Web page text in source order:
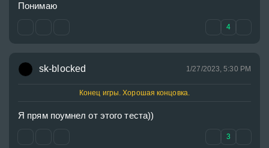
Понимаю
4
sk-blocked 1/27/2023, 5:30 PM
Конец игры. Хорошая концовка.
Я прям поумнел от этого теста))
3